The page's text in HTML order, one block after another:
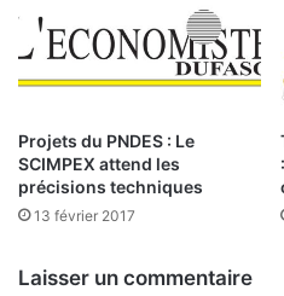
s
t
c
e
d
a
l
Projets du PNDES : Le
SCIMPEX attend les
précisions techniques
13 février 2017
Laisser un commentaire